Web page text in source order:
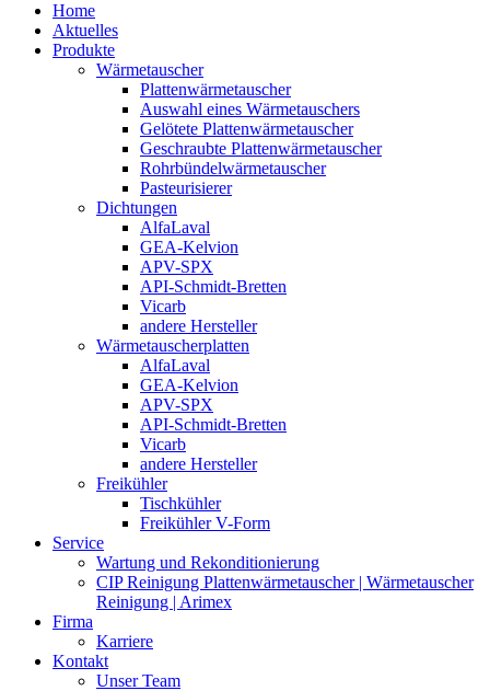
Home
Aktuelles
Produkte
Wärmetauscher
Plattenwärmetauscher
Auswahl eines Wärmetauschers
Gelötete Plattenwärmetauscher
Geschraubte Plattenwärmetauscher
Rohrbündelwärmetauscher
Pasteurisierer
Dichtungen
AlfaLaval
GEA-Kelvion
APV-SPX
API-Schmidt-Bretten
Vicarb
andere Hersteller
Wärmetauscherplatten
AlfaLaval
GEA-Kelvion
APV-SPX
API-Schmidt-Bretten
Vicarb
andere Hersteller
Freikühler
Tischkühler
Freikühler V-Form
Service
Wartung und Rekonditionierung
CIP Reinigung Plattenwärmetauscher | Wärmetauscher
Reinigung | Arimex
Firma
Karriere
Kontakt
Unser Team